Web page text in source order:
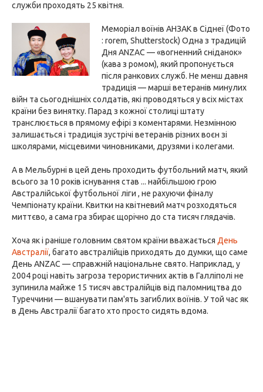
служби проходять 25 квітня.
Меморіал воїнів АНЗАК в Сіднеї (Фото
: rorem, Shutterstock) Одна з традицій
Дня ANZAC — «вогненний сніданок»
(кава з ромом), який пропонується
після ранкових служб. Не менш давня
традиція — марші ветеранів минулих
війн та сьогоднішніх солдатів, які проводяться у всіх містах
країни без винятку. Парад з кожної столиці штату
транслюється в прямому ефірі з коментарями. Незмінною
залишається і традиція зустрічі ветеранів різних воєн зі
школярами, місцевими чиновниками, друзями і колегами.
А в Мельбурні в цей день проходить футбольний матч, який
всього за 10 років існування став ... найбільшою грою
Австралійської футбольної ліги , не рахуючи фіналу
Чемпіонату країни. Квитки на квітневий матч розходяться
миттєво, а сама гра збирає щорічно до ста тисяч глядачів.
Хоча як і раніше головним святом країни вважається День
Австралії, багато австралійців приходять до думки, що саме
День ANZAC — справжній національне свято. Наприклад, у
2004 році навіть загроза терористичних актів в Галліполі не
зупинила майже 15 тисяч австралійців від паломництва до
Туреччини — вшанувати пам'ять загиблих воїнів. У той час як
в День Австралії багато хто просто сидять вдома.